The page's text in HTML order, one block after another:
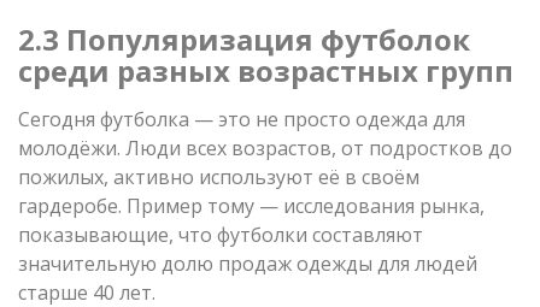
2.3 Популяризация футболок
среди разных возрастных групп
Сегодня футболка — это не просто одежда для
молодёжи. Люди всех возрастов, от подростков до
пожилых, активно используют её в своём
гардеробе. Пример тому — исследования рынка,
показывающие, что футболки составляют
значительную долю продаж одежды для людей
старше 40 лет.